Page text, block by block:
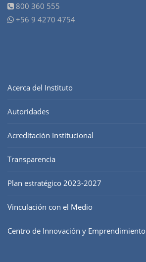
800 360 555
+56 9 4270 4754
Acerca del Instituto
Autoridades
Acreditación Institucional
Transparencia
Plan estratégico 2023-2027
Vinculación con el Medio
Centro de Innovación y Emprendimiento